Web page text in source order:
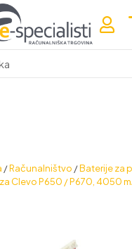
/Računalništvo /Baterije za
Clevo P650 / P670, 4050